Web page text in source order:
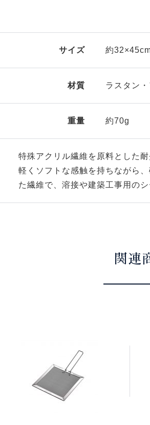
サイズ 約
材質 ラスタン
重量 約70g
特殊アクリル繊維を原料とした耐
軽くソフトな感触を持ちながら
た繊維で、溶接や建築工事用の
関連